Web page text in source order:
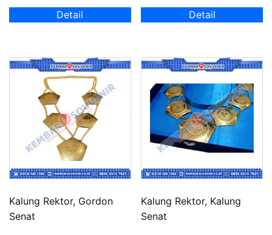
Detail Detail
Kalung Rektor, Gordon
Senat
Kalung Rektor, Kalung
Senat